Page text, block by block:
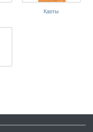
Карты